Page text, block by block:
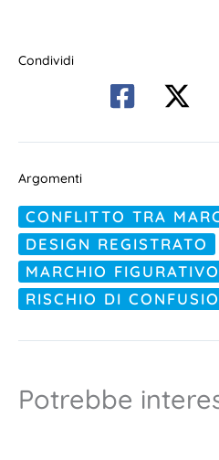
Condividi
Argomenti
CONFLITTO TRA
DESIGN REGISTRATO
MARCHIO FIGURATIVO
RISCHIO DI
Potrebbe